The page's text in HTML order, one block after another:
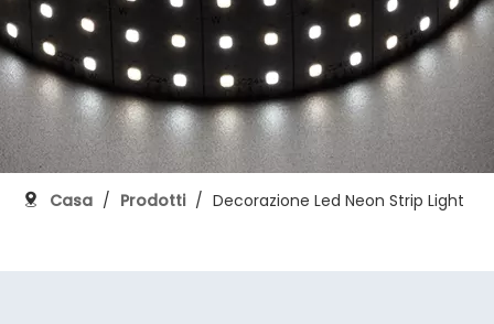
Applicazione
Supporto
Scarica
Blog
Contatto
Português
Deutsch
日本語
한국어
Nederlands
Casa / Prodotti / Decorazione Led Neon Strip Light